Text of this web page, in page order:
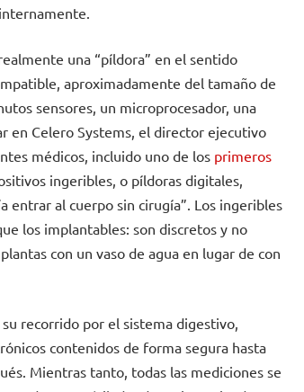
una “píldora” en el sentido
aproximadamente del tamaño de
sensores, un microprocesador, una
en Celero Systems, el director ejecutivo
médicos, incluido uno de los primeros
ingeribles, o píldoras digitales,
entrar al cuerpo sin cirugía”. Los ingeribles
los implantables: son discretos y no
con un vaso de agua en lugar de con
recorrido por el sistema digestivo,
contenidos de forma segura hasta
Mientras tanto, todas las mediciones se